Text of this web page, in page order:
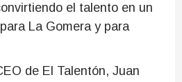
el talento en un
La Gomera y para
de El Talentón, Juan